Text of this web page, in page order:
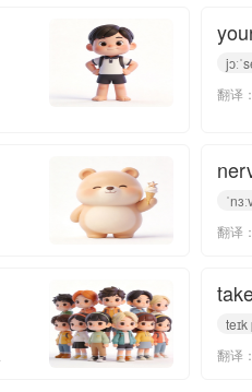
翻译
翻译
teɪk
翻译